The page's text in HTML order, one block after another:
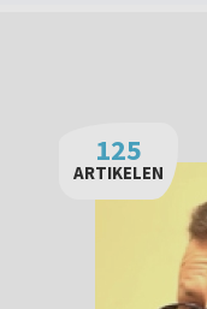
125
ARTIKELEN